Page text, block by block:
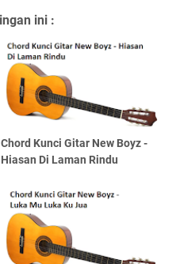
ini :
Chord Kunci Gitar New Boyz -
Hiasan Di Laman Rindu